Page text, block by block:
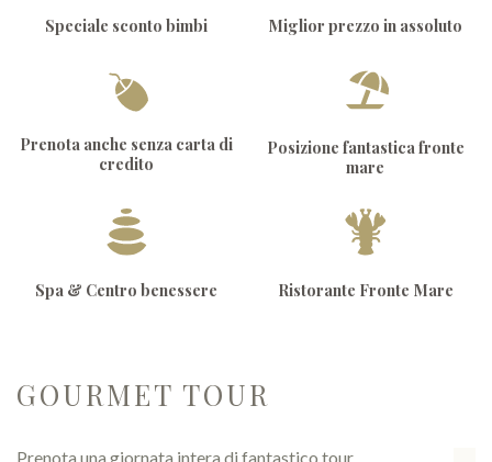
Speciale sconto bimbi Miglior prezzo in assoluto
Prenota anche senza carta di
credito
Posizione fantastica fronte
mare
Spa & Centro benessere Ristorante Fronte Mare
GOURMET TOUR
Prenota una giornata intera di fantastico tour